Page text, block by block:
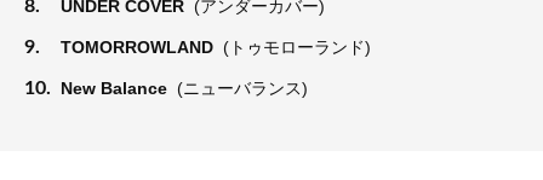
8. UNDER COVER (アンダーカバー)
9. TOMORROWLAND (トゥモローランド)
10. New Balance (ニューバランス)